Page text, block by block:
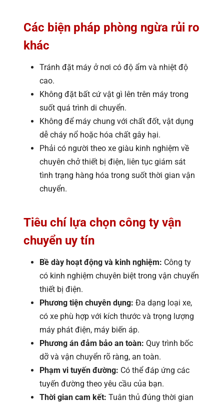
Các biện pháp phòng ngừa rủi ro
khác
Tránh đặt máy ở nơi có độ ẩm và nhiệt độ
cao.
Không đặt bất cứ vật gì lên trên máy trong
suốt quá trình di chuyển.
Không để máy chung với chất đốt, vật dụng
dễ cháy nổ hoặc hóa chất gây hại.
Phải có người theo xe giàu kinh nghiệm về
chuyên chở thiết bị điện, liên tục giám sát
tình trạng hàng hóa trong suốt thời gian vận
chuyển.
Tiêu chí lựa chọn công ty vận
chuyển uy tín
Bề dày hoạt động và kinh nghiệm: Công ty
có kinh nghiệm chuyên biệt trong vận chuyển
thiết bị điện.
Phương tiện chuyên dụng: Đa dạng loại xe,
có xe phù hợp với kích thước và trọng lượng
máy phát điện, máy biến áp.
Phương án đảm bảo an toàn: Quy trình bốc
dỡ và vận chuyển rõ ràng, an toàn.
Phạm vi tuyến đường: Có thể đáp ứng các
tuyến đường theo yêu cầu của bạn.
Thời gian cam kết: Tuân thủ đúng thời gian